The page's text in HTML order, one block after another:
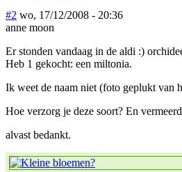
#2 wo, 17/12/2008 - 20:36
anne moon
Er stonden vandaag in de aldi :)
Heb 1 gekocht: een miltonia.
Ik weet de naam niet (foto geplukt van
Hoe verzorg je deze soort? En
alvast bedankt.